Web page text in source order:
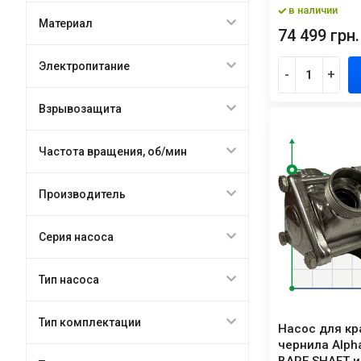
Материал
Электропитание
Взрывозащита
Частота вращения, об/мин
Производитель
Серия насоса
Тип насоса
Тип комплектации
в наличии
74 499 грн.
- +
Насос для
чернила